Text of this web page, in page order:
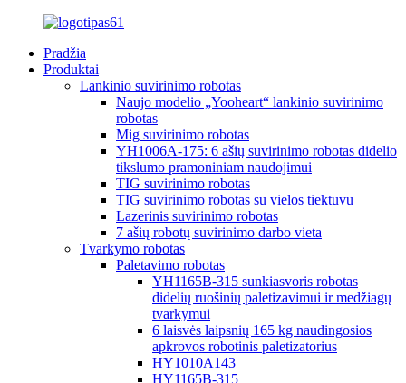
Pradžia
Produktai
Lankinio suvirinimo robotas
Naujo modelio „Yooheart“ lankinio suvirinimo
robotas
Mig suvirinimo robotas
YH1006A-175: 6 ašių suvirinimo robotas didelio
tikslumo pramoniniam naudojimui
TIG suvirinimo robotas
TIG suvirinimo robotas su vielos tiektuvu
Lazerinis suvirinimo robotas
7 ašių robotų suvirinimo darbo vieta
Tvarkymo robotas
Paletavimo robotas
YH1165B-315 sunkiasvoris robotas
didelių ruošinių paletizavimui ir medžiagų
tvarkymui
6 laisvės laipsnių 165 kg naudingosios
apkrovos robotinis paletizatorius
HY1010A143
HY1165B-315